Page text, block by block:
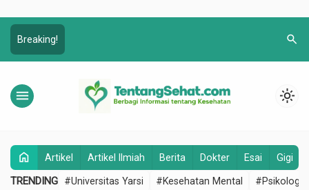
Breaking! search
menu light_mode
home Artikel Artikel Ilmiah Berita Dokter Esai Gigi
TRENDING #Universitas Yarsi #Kesehatan Mental #Psikologi